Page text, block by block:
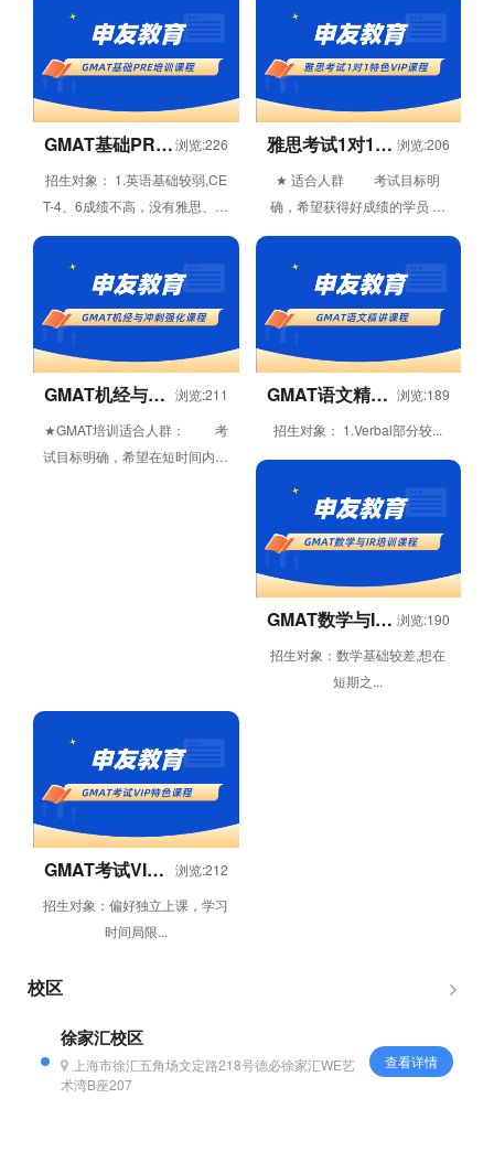
GMAT基础PRE 浏览:226
招生对象： 1.英语基础较弱,CE
T-4、6成绩不高，没有雅思、托
福考试经验或者成绩不理想的学
雅思考试1对1特 浏览:206
★ 适合人群 考试目标明
确，希望获得好成绩的学员
★ 师资力量 申友新托福
GMAT机经与冲 浏览:211
★GMAT培训适合人群： 考
试目标明确，希望在短时间内通
GMAT语文精讲 浏览:189
招生对象： 1.Verbal部分较...
GMAT数学与IR 浏览:190
招生对象：数学基础较差,想在
短期之...
GMAT考试VIP
浏览:212
招生对象：偏好独立上课，学习
时间局限...
校区
徐家汇校区
上海市徐汇五角场文定路218号德必徐家汇WE艺
术湾B座207
查看详情